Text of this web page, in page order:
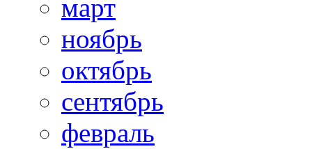
март
ноябрь
октябрь
сентябрь
февраль